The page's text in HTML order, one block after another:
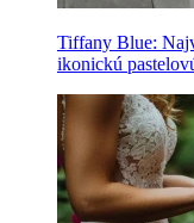
Tiffany Blue:
ikonickú